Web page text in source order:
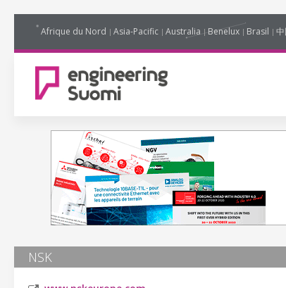
Afrique du Nord Asia-Pacific Australia Benelux Brasil
NSK